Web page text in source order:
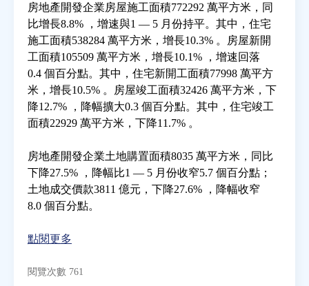
相關連結
訂閱電子報
房地產開發企業房屋施工面積772292 萬平方米，同
比增長8.8% ，增速與1 — 5 月份持平。其中，住宅
施工面積538284 萬平方米，增長10.3% 。房屋新開
工面積105509 萬平方米，增長10.1% ，增速回落
0.4 個百分點。其中，住宅新開工面積77998 萬平方
米，增長10.5% 。房屋竣工面積32426 萬平方米，下
降12.7% ，降幅擴大0.3 個百分點。其中，住宅竣工
面積22929 萬平方米，下降11.7% 。
房地產開發企業土地購置面積8035 萬平方米，同比
下降27.5% ，降幅比1 — 5 月份收窄5.7 個百分點；
土地成交價款3811 億元，下降27.6% ，降幅收窄
8.0 個百分點。
點閱更多
閱覽次數 761